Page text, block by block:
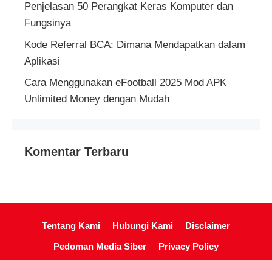
Penjelasan 50 Perangkat Keras Komputer dan
Fungsinya
Kode Referral BCA: Dimana Mendapatkan dalam
Aplikasi
Cara Menggunakan eFootball 2025 Mod APK
Unlimited Money dengan Mudah
Komentar Terbaru
Tentang Kami Hubungi Kami
Disclaimer
Pedoman Media Siber
Privacy Policy